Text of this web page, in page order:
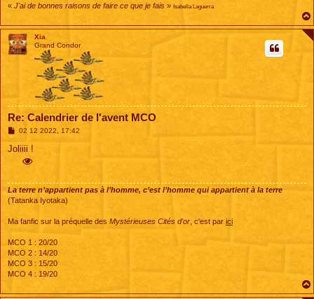
« J'ai de bonnes raisons de faire ce que je fais » Isabella Laguerra
Xia
Grand Condor
Re: Calendrier de l'avent MCO
M
s
02 12 2022, 17:42
Joliiii !
La terre n’appartient pas à l’homme, c’est l’homme qui appartient à la terre
(Tatanka Iyotaka)
Ma fanfic sur la préquelle des Mystérieuses Cités d'or , c'est par ici
MCO 1 : 20/20
MCO 2 : 14/20
MCO 3 : 15/20
MCO 4 : 19/20